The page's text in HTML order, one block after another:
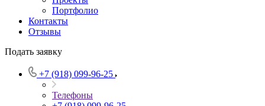
Портфолио
Контакты
Отзывы
Подать заявку
+7 (918) 099-96-25
Телефоны